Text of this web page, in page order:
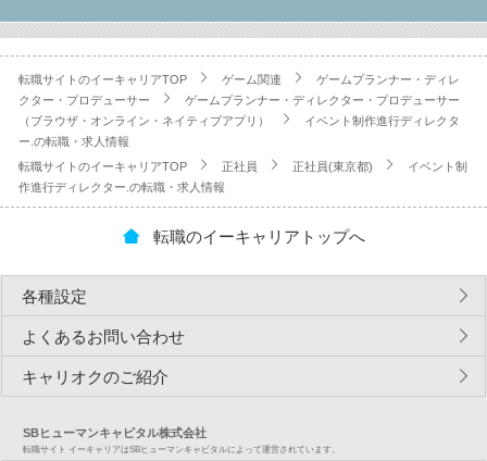
転職サイトのイーキャリアTOP ゲーム関連
ゲームプランナー・ディレ
クター・プロデューサー
ゲームプランナー・ディレクター・プロデューサー
（ブラウザ・オンライン・ネイティブアプリ）
イベント制作進行ディレクタ
ー.の転職・求人情報
転職サイトのイーキャリアTOP
正社員 正社員(東京都)
イベント制
作進行ディレクター.の転職・求人情報
転職のイーキャリアトップへ
各種設定
よくあるお問い合わせ
キャリオクのご紹介
SBヒューマンキャピタル株式会社
転職サイト イーキャリアはSBヒューマンキャピタルによって運営されています。